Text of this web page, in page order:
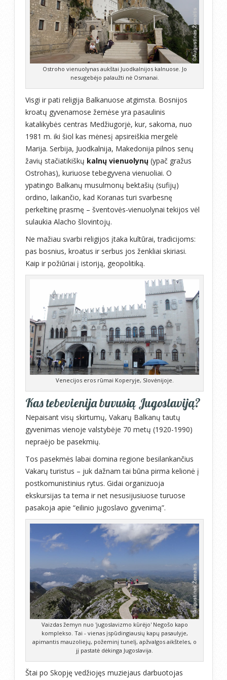
Ostroho vienuolynas aukštai Juodkalnijos kalnuose. Jo
nesugebėjo palaužti nė Osmanai.
Visgi ir pati religija Balkanuose atgimsta. Bosnijos
kroatų gyvenamose žemėse yra pasaulinis
katalikybės centras Medžiugorjė, kur, sakoma, nuo
1981 m. iki šiol kas mėnesį apsireiškia mergelė
Marija. Serbija, Juodkalnija, Makedonija pilnos senų
žavių stačiatikiškų kalnų vienuolynų (ypač gražus
Ostrohas), kuriuose tebegyvena vienuoliai. O
ypatingo Balkanų musulmonų bektašių (sufijų)
ordino, laikančio, kad Koranas turi svarbesnę
perkeltinę prasmę – šventovės-vienuolynai tekijos vėl
sulaukia Alacho šlovintojų.
Ne mažiau svarbi religijos įtaka kultūrai, tradicijoms:
pas bosnius, kroatus ir serbus jos ženkliai skiriasi.
Kaip ir požiūriai į istoriją, geopolitiką.
Venecijos eros rūmai Koperyje, Slovėnijoje.
Kas tebevienija buvusią Jugoslaviją?
Nepaisant visų skirtumų, Vakarų Balkanų tautų
gyvenimas vienoje valstybėje 70 metų (1920-1990)
nepraėjo be pasekmių.
Tos pasekmės labai domina regione besilankančius
Vakarų turistus – juk dažnam tai būna pirma kelionė į
postkomunistinius rytus. Gidai organizuoja
ekskursijas ta tema ir net nesusijusiuose turuose
pasakoja apie “eilinio jugoslavo gyvenimą”.
Vaizdas žemyn nuo 'jugoslavizmo kūrėjo' Negošo kapo
komplekso. Tai - vienas įspūdingiausių kapų pasaulyje,
apimantis mauzoliejų, požeminį tunelį, apžvalgos aikšteles, o
jį pastatė dėkinga Jugoslavija.
Štai po Skopję vedžiojęs muziejaus darbuotojas